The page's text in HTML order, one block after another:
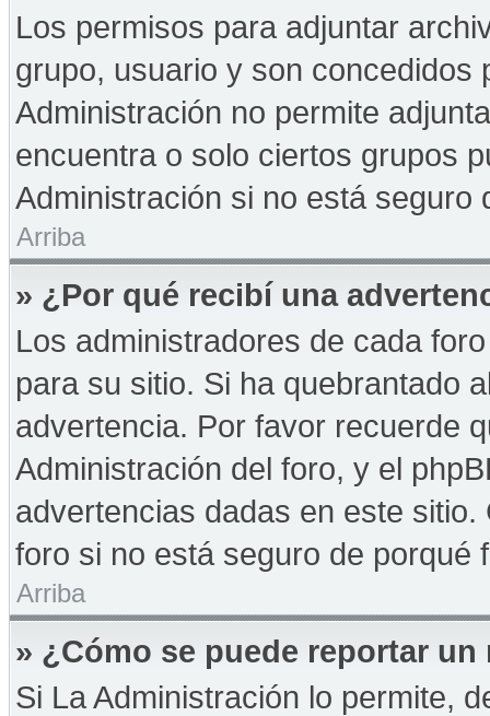
Los permisos para adjuntar
grupo, usuario y son concedidos
Administración no permite
encuentra o solo ciertos grupos
Administración si no está seguro
Arriba
» ¿Por qué recibí una
Los administradores de cada
para su sitio. Si ha quebrantado
advertencia. Por favor recuerde
Administración del foro, y el
advertencias dadas en este
foro si no está seguro de porqué
Arriba
» ¿Cómo se puede reportar
Si La Administración lo permite,